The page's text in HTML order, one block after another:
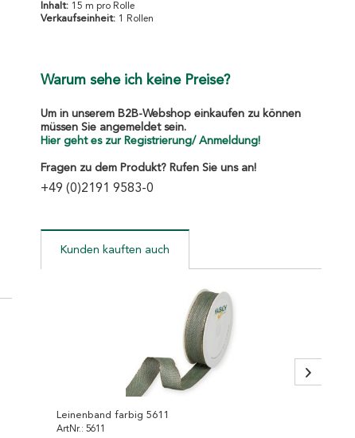
Inhalt: 15 m pro Rolle
Verkaufseinheit: 1 Rollen
Warum sehe ich keine Preise?
Um in unserem B2B-Webshop einkaufen zu können
müssen Sie angemeldet sein.
Hier geht es zur Registrierung/ Anmeldung!
Fragen zu dem Produkt? Rufen Sie uns an!
+49 (0)2191 9583-0
Kunden kauften auch
Leinenband farbig 5611
ArtNr.: 5611